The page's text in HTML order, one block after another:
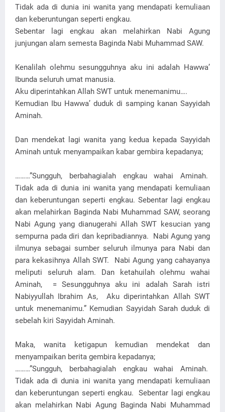
Tidak ada di dunia ini wanita yang mendapati kemuliaan
dan keberuntungan seperti engkau.
Sebentar lagi engkau akan melahirkan Nabi Agung
junjungan alam semesta Baginda Nabi Muhammad SAW.
Kenalilah olehmu sesungguhnya aku ini adalah Hawwa’
Ibunda seluruh umat manusia.
Aku diperintahkan Allah SWT untuk menemanimu….
Kemudian Ibu Hawwa’ duduk di samping kanan Sayyidah
Aminah.
Dan mendekat lagi wanita yang kedua kepada Sayyidah
Aminah untuk menyampaikan kabar gembira kepadanya;
………”Sungguh, berbahagialah engkau wahai Aminah.
Tidak ada di dunia ini wanita yang mendapati kemuliaan
dan keberuntungan seperti engkau. Sebentar lagi engkau
akan melahirkan Baginda Nabi Muhammad SAW, seorang
Nabi Agung yang dianugerahi Allah SWT kesucian yang
sempurna pada diri dan kepribadiannya. Nabi Agung yang
ilmunya sebagai sumber seluruh ilmunya para Nabi dan
para kekasihnya Allah SWT. Nabi Agung yang cahayanya
meliputi seluruh alam. Dan ketahuilah olehmu wahai
Aminah, = Sesungguhnya aku ini adalah Sarah istri
Nabiyyullah Ibrahim As, Aku diperintahkan Allah SWT
untuk menemanimu.” Kemudian Sayyidah Sarah duduk di
sebelah kiri Sayyidah Aminah.
Maka, wanita ketigapun kemudian mendekat dan
menyampaikan berita gembira kepadanya;
………”Sungguh, berbahagialah engkau wahai Aminah.
Tidak ada di dunia ini wanita yang mendapati kemuliaan
dan keberuntungan seperti engkau. Sebentar lagi engkau
akan melahirkan Nabi Agung Baginda Nabi Muhammad